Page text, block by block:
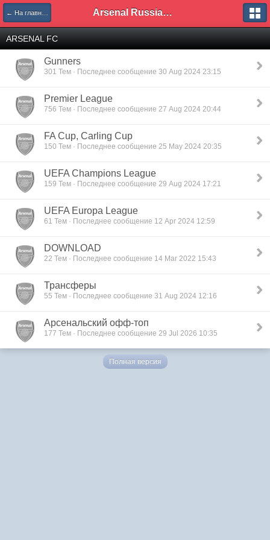
← На главную Arsenal Russian Speaking Supporters Club
ARSENAL FC
Gunners
301 Тем · Последнее сообщение 30 Aug 2024 23:15
Premier League
756 Тем · Последнее сообщение 27 Aug 2024 20:44
FA Cup, Carling Cup
150 Тем · Последнее сообщение 25 May 2024 20:35
UEFA Champions League
159 Тем · Последнее сообщение 29 Aug 2024 17:21
UEFA Europa League
61 Тем · Последнее сообщение 12 Apr 2024 12:59
DOWNLOAD
22 Тем · Последнее сообщение 14 Mar 2022 15:43
Трансферы
55 Тем · Последнее сообщение 31 Aug 2024 12:16
Арсенальский офф-топ
177 Тем · Последнее сообщение 29 Jul 2026 10:35
Полная версия